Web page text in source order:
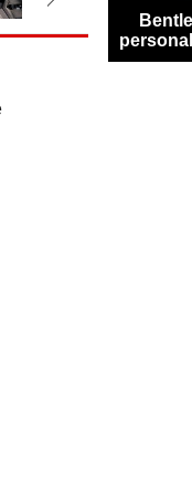
Qashqai
sem